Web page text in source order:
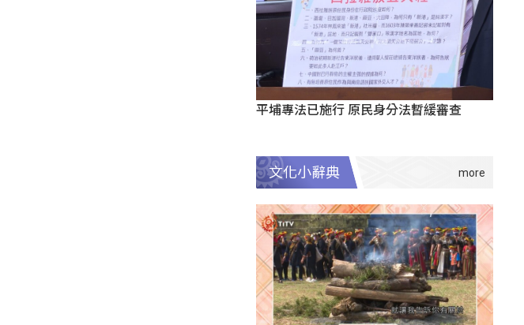
平埔專法已施行 原民身分法暫緩審查
文化小辭典